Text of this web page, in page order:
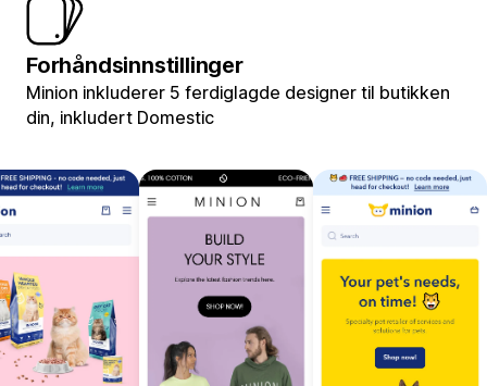
Forhåndsinnstillinger
Minion inkluderer 5 ferdiglagde designer til butikken
din, inkludert Domestic